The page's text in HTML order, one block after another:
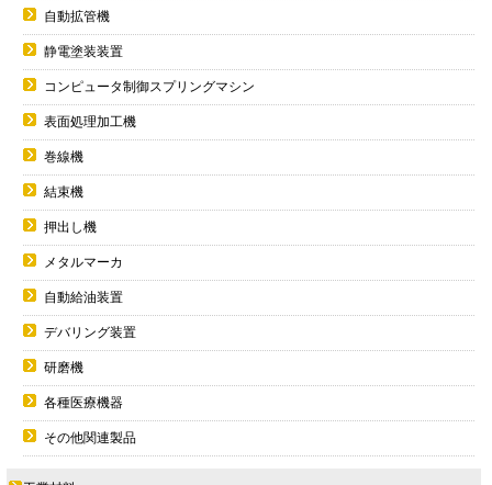
自動拡管機
静電塗装装置
コンピュータ制御スプリングマシン
表面処理加工機
巻線機
結束機
押出し機
メタルマーカ
自動給油装置
デバリング装置
研磨機
各種医療機器
その他関連製品